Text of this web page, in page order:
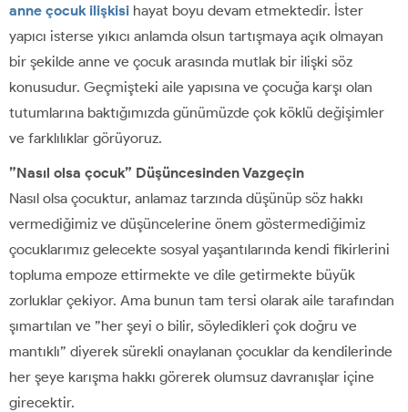
anne çocuk ilişkisi hayat boyu devam etmektedir. İster
yapıcı isterse yıkıcı anlamda olsun tartışmaya açık olmayan
bir şekilde anne ve çocuk arasında mutlak bir ilişki söz
konusudur. Geçmişteki aile yapısına ve çocuğa karşı olan
tutumlarına baktığımızda günümüzde çok köklü değişimler
ve farklılıklar görüyoruz.
”Nasıl olsa çocuk” Düşüncesinden Vazgeçin
Nasıl olsa çocuktur, anlamaz tarzında düşünüp söz hakkı
vermediğimiz ve düşüncelerine önem göstermediğimiz
çocuklarımız gelecekte sosyal yaşantılarında kendi fikirlerini
topluma empoze ettirmekte ve dile getirmekte büyük
zorluklar çekiyor. Ama bunun tam tersi olarak aile tarafından
şımartılan ve ”her şeyi o bilir, söyledikleri çok doğru ve
mantıklı” diyerek sürekli onaylanan çocuklar da kendilerinde
her şeye karışma hakkı görerek olumsuz davranışlar içine
girecektir.